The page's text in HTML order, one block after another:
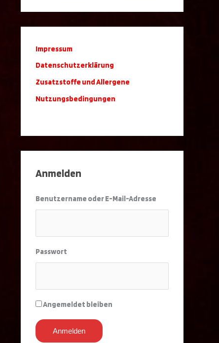
Impressum
Datenschutzerklärung
Zusatzstoffe und Allergene
Nutzungsbedingungen
Anmelden
Benutzername oder E-Mail-Adresse
Passwort
Angemeldet bleiben
Anmelden